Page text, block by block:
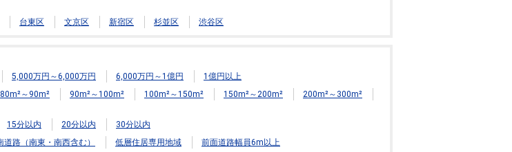
台東区 文京区 新宿区 杉並区 渋谷区
5,000万円～6,000万円 6,000万円～1億円
1億円以上
80m²～90m² 90m²～100m² 100m²～150m² 150m²～200m²
200m²～300m²
15分以内 20分以内
30分以内
道路（南東・南西含む） 低層住居専用地域 前面道路幅員6m以上